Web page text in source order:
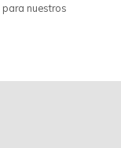
nuestros